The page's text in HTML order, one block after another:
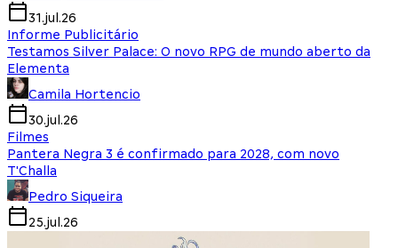
31.jul.26
Informe Publicitário
Testamos Silver Palace: O novo RPG de mundo aberto da
Elementa
Camila Hortencio
30.jul.26
Filmes
Pantera Negra 3 é confirmado para 2028, com novo
T'Challa
Pedro Siqueira
25.jul.26